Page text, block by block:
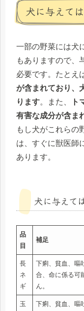
犬に与えて
一部の野菜には犬
もありますので、
必要です。たとえ
が含まれており、
ります。また、
ト
有害な成分が含ま
もし犬がこれらの
は、すぐに獣医師
あります。
犬に与えて
品
目
補足
長
ネ
ギ
下痢、貧血、嘔
合、命に係る可
ん。
玉
下痢、貧血、嘔